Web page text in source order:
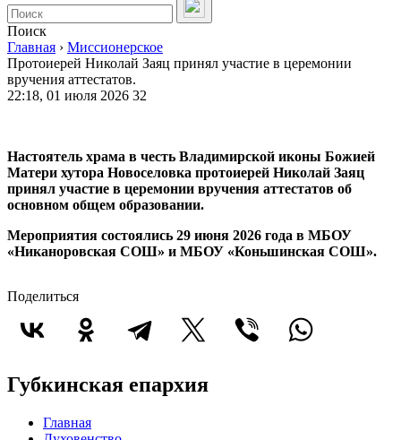
Поиск
Главная › Миссионерское
Протоиерей Николай Заяц принял участие в церемонии
вручения аттестатов.
22:18, 01 июля 2026 32
Настоятель храма в честь Владимирской иконы Божией
Матери хутора Новоселовка протоиерей Николай Заяц
принял участие в церемонии вручения аттестатов об
основном общем образовании.
Мероприятия состоялись 29 июня 2026 года в МБОУ
«Никаноровская СОШ» и МБОУ «Коньшинская СОШ».
Поделиться
Губкинская епархия
Главная